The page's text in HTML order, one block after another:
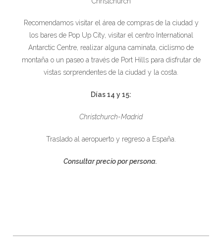
Recomendamos visitar el área de compras de la ciudad y
los bares de Pop Up City, visitar el centro International
Antarctic Centre, realizar alguna caminata, ciclismo de
montaña o un paseo a través de Port Hills para disfrutar de
vistas sorprendentes de la ciudad y la costa.
Días 14 y 15:
Christchurch-Madrid
Traslado al aeropuerto y regreso a España.
Consultar precio por persona.